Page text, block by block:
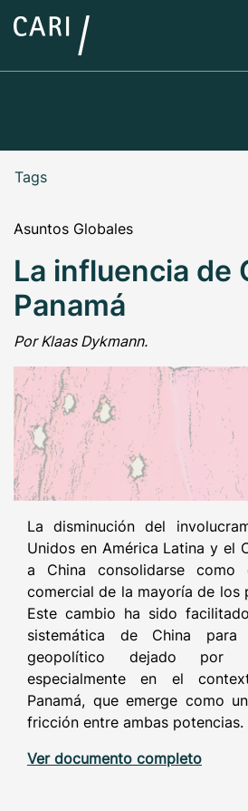
Asuntos Globales
La influencia de
Panamá
Por Klaas Dykmann.
La disminución del
Unidos en América Latina y el
a China consolidarse como
comercial de la mayoría de los
Este cambio ha sido
sistemática de China
geopolítico dejado por
especialmente en el
Panamá, que emerge como
fricción entre ambas potencias.
Ver documento completo
Tags